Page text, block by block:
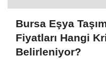
Bursa Eşya
Fiyatları Hangi
Belirleniyor?